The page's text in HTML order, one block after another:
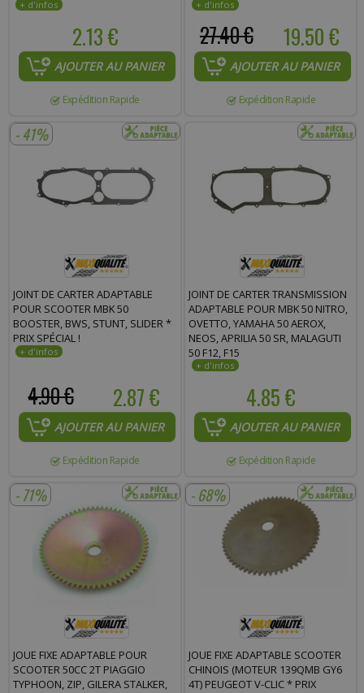
2.13 €
AJOUTER AU PANIER
Expédition Rapide
19.50 €
27.40 €
AJOUTER AU PANIER
Expédition Rapide
- 41%
JOINT DE CARTER ADAPTABLE
POUR SCOOTER MBK 50
BOOSTER, BWS, STUNT, SLIDER *
PRIX SPÉCIAL !
2.87 €
4.90 €
AJOUTER AU PANIER
Expédition Rapide
JOINT DE CARTER TRANSMISSION
ADAPTABLE POUR MBK 50 NITRO,
OVETTO, YAMAHA 50 AEROX,
NEOS, APRILIA 50 SR, MALAGUTI
50 F12, F15
4.85 €
AJOUTER AU PANIER
Expédition Rapide
- 71%
JOUE FIXE ADAPTABLE POUR
SCOOTER 50CC 2T PIAGGIO
TYPHOON, ZIP, GILERA STALKER,
- 68%
JOUE FIXE ADAPTABLE SCOOTER
CHINOIS (MOTEUR 139QMB GY6
4T) PEUGEOT V-CLIC * PRIX